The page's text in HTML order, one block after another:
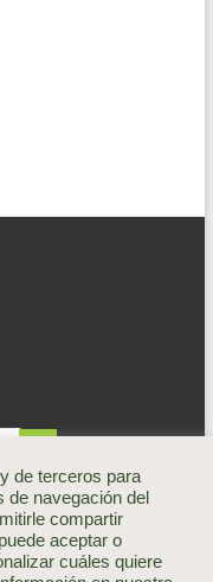
de terceros para
navegación del
compartir
aceptar o
cuáles quiere